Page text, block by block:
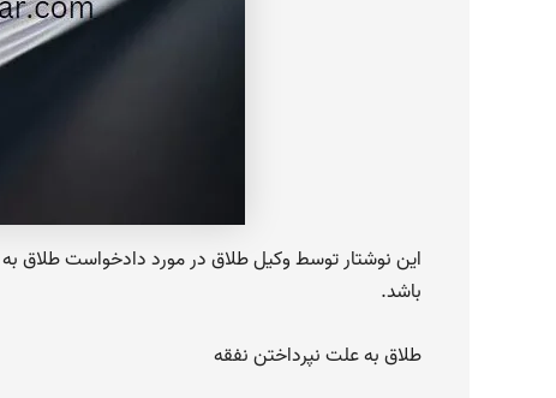
این نوشتار توسط وکیل طلاق در مورد دادخواست طلاق
باشد.
طلاق به علت نپرداختن نفقه